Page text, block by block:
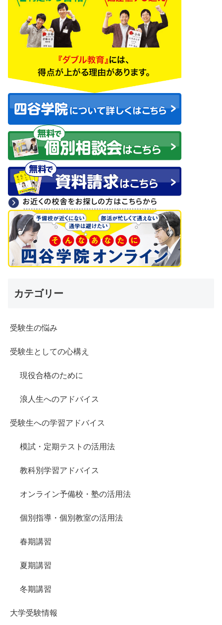
カテゴリー
受験生の悩み
受験生としての心構え
現役合格のために
浪人生へのアドバイス
受験生への学習アドバイス
模試・定期テストの活用法
教科別学習アドバイス
オンライン予備校・塾の活用法
個別指導・個別教室の活用法
春期講習
夏期講習
冬期講習
大学受験情報